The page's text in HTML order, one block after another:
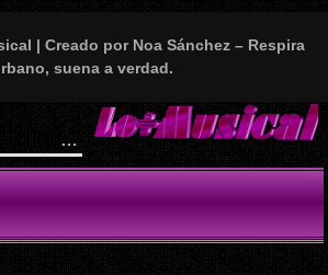
| Creado por Noa Sánchez – Respira
suena a verdad.